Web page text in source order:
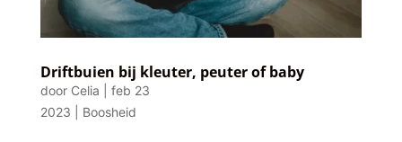
Driftbuien bij kleuter, peuter of baby
door Celia
feb 23
2023
Boosheid